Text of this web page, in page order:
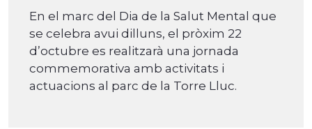
En el marc del Dia de la Salut Mental que
se celebra avui dilluns, el pròxim 22
d’octubre es realitzarà una jornada
commemorativa amb activitats i
actuacions al parc de la Torre Lluc.